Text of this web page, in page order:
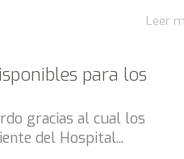
Leer
para los
gracias al cual los
del Hospital...